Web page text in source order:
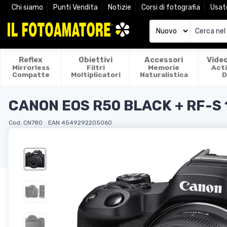
Chi siamo Punti Vendita Notizie Corsi di fotografia
Reflex
Mirrorless
Compatte
Obiettivi
Filtri
Moltiplicatori
Accessori
Memorie
Naturalistica
CANON EOS R50 BLACK + RF-
Cod. CN780 EAN 4549292205060